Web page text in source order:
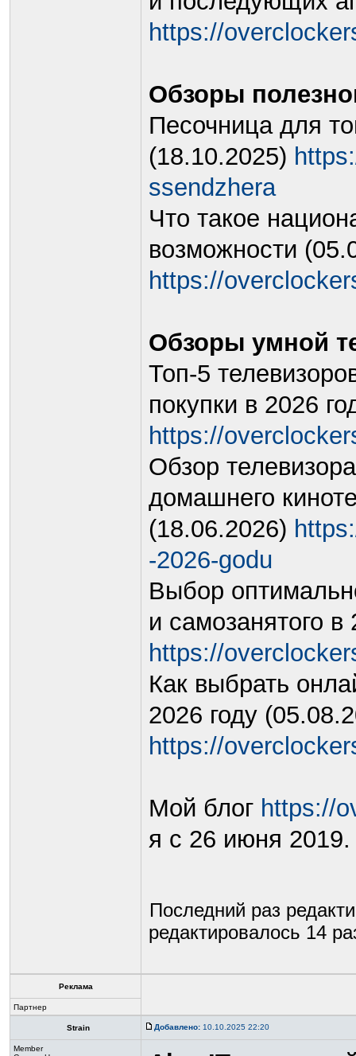
https://
Обзоры
Песочница для
(18.10.2025)
ssendzhera
Что такое
возможности
https://
Обзоры умной
Топ-5
покупки в 2026
https://
Обзор
домашнего
(18.06.2026)
-2026-godu
Выбор
и самозанятого
https://
Как выбрать
2026 году
https://
Мой блог https://
я с 26 июня 2019.
Последний раз
редактировалось 14
Реклама
Партнер
Strain Добавлено: 10.10.2025 22:20
Member